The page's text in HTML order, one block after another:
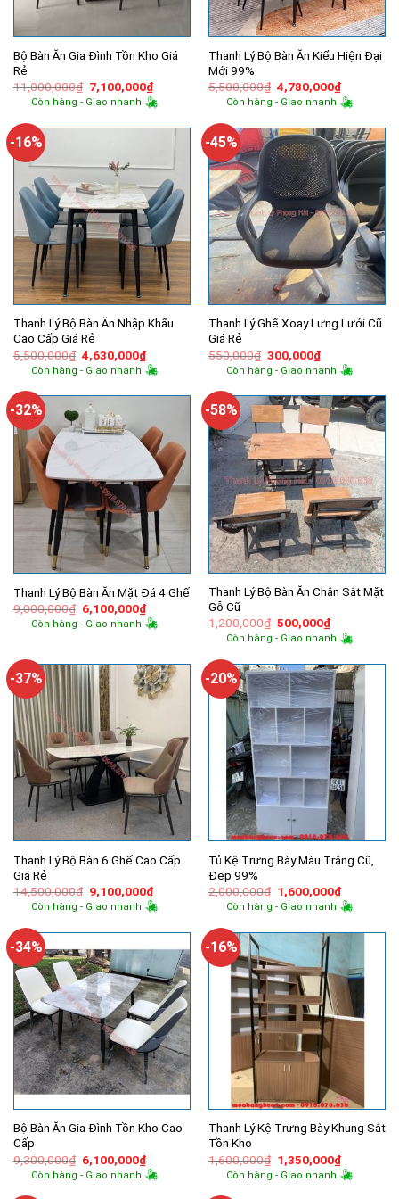
Bộ Bàn Ăn Gia Đình Tồn Kho Giá
Rẻ
11,000,000₫ Giá
gốc
là:
7,100,000₫Giá
hiện
tại
7,100,000₫.
Còn hàng - Giao nhanh
Thanh Lý Bộ Bàn Ăn Kiểu Hiện Đại
Mới 99%
5,500,000₫ Giá
gốc
là:
4,780,000₫Giá
hiện
tại
Còn hàng - Giao nhanh
-16%
Thanh Lý Bộ Bàn Ăn Nhập Khẩu
Cao Cấp Giá Rẻ
5,500,000₫ Giá
gốc
là:
4,630,000₫Giá
hiện
tại
4,630,000₫.
Còn hàng - Giao nhanh
-45%
Thanh Lý Ghế Xoay Lưng Lưới Cũ
Giá Rẻ
550,000₫ Giá
gốc
là:
300,000₫Giá
hiện
tại
300,000₫.
Còn hàng - Giao nhanh
-32%
Thanh Lý Bộ Bàn Ăn Mặt Đá 4 Ghế
9,000,000₫ Giá
gốc
là:
6,100,000₫Giá
hiện
tại
Còn hàng - Giao nhanh
-58%
Thanh Lý Bộ Bàn Ăn Chân Sắt Mặt
Gỗ Cũ
1,200,000₫ Giá
gốc
là:
500,000₫Giá
hiện
tại
500,000₫.
Còn hàng - Giao nhanh
-37%
Thanh Lý Bộ Bàn 6 Ghế Cao Cấp
Giá Rẻ
14,500,000₫ Giá
gốc
là:
9,100,000₫Giá
hiện
tại
9,100,000₫.
Còn hàng - Giao nhanh
-20%
Tủ Kệ Trưng Bày Màu Trắng Cũ,
Đẹp 99%
2,000,000₫ Giá
gốc
là:
1,600,000₫Giá
hiện
tại
Còn hàng - Giao nhanh
-34%
Bộ Bàn Ăn Gia Đình Tồn Kho Cao
Cấp
9,300,000₫ Giá
gốc
là:
6,100,000₫Giá
hiện
tại
Còn hàng - Giao nhanh
-16%
Thanh Lý Kệ Trưng Bày Khung Sắt
Tồn Kho
1,600,000₫ Giá
gốc
là:
1,350,000₫Giá
hiện
tại
Còn hàng - Giao nhanh